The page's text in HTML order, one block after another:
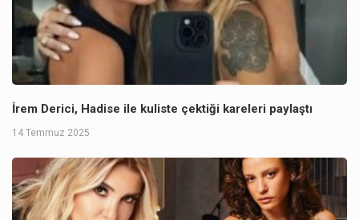
İrem Derici, Hadise ile kuliste çektiği kareleri paylaştı
14 Temmuz 2025